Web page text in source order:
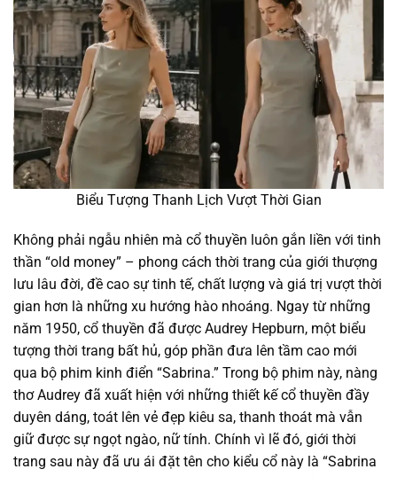
Biểu Tượng Thanh Lịch Vượt Thời Gian
Không phải ngẫu nhiên mà cổ thuyền luôn gắn liền với tinh
thần “old money” – phong cách thời trang của giới thượng
lưu lâu đời, đề cao sự tinh tế, chất lượng và giá trị vượt thời
gian hơn là những xu hướng hào nhoáng. Ngay từ những
năm 1950, cổ thuyền đã được Audrey Hepburn, một biểu
tượng thời trang bất hủ, góp phần đưa lên tầm cao mới
qua bộ phim kinh điển “Sabrina.” Trong bộ phim này, nàng
thơ Audrey đã xuất hiện với những thiết kế cổ thuyền đầy
duyên dáng, toát lên vẻ đẹp kiêu sa, thanh thoát mà vẫn
giữ được sự ngọt ngào, nữ tính. Chính vì lẽ đó, giới thời
trang sau này đã ưu ái đặt tên cho kiểu cổ này là “Sabrina